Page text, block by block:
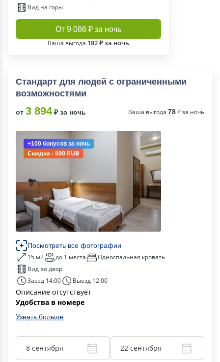
Вид на горы
От 9 086 ₽ за ночь
Ваша выгода 182 ₽ за ночь
Стандарт для людей с ограниченными
возможностями
от 3 894₽ за ночь Ваша выгода 78₽ за ночь
+100 бонусов за ночь
Скидка - 500 RUB
Посмотреть все фотографии
15 м2 до 1 места
Односпальная кровать
Вид во двор
Заезд 14:00
Выезд 12:00
Описание отсутствует
Удобства в номере
Узнать больше
8 сентября 22 сентября